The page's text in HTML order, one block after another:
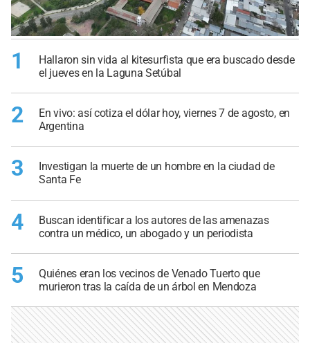
1
Hallaron sin vida al kitesurfista que era buscado desde
el jueves en la Laguna Setúbal
2
En vivo: así cotiza el dólar hoy, viernes 7 de agosto, en
Argentina
3
Investigan la muerte de un hombre en la ciudad de
Santa Fe
4
Buscan identificar a los autores de las amenazas
contra un médico, un abogado y un periodista
5
Quiénes eran los vecinos de Venado Tuerto que
murieron tras la caída de un árbol en Mendoza